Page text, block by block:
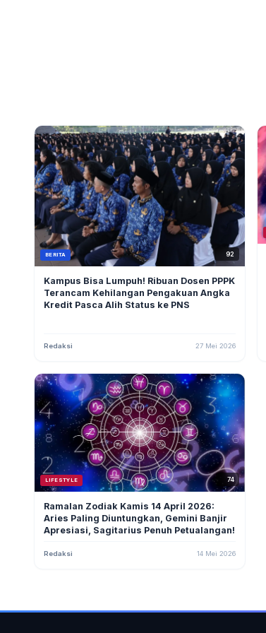
BERITA 92
Kampus Bisa Lumpuh! Ribuan Dosen PPPK
Terancam Kehilangan Pengakuan Angka
Kredit Pasca Alih Status ke PNS
Redaksi 27 Mei 2026
LIFESTYLE 74
Ramalan Zodiak Kamis 14 April 2026:
Aries Paling Diuntungkan, Gemini Banjir
Apresiasi, Sagitarius Penuh Petualangan!
Redaksi 14 Mei 2026